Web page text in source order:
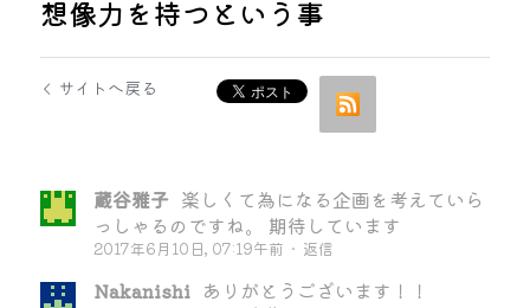
想像力を持つという事
サイトへ戻る
蔵谷雅子 楽しくて為になる企画を考えていら
っしゃるのですね。 期待しています
2017年6月10日, 07:19午前 · 返信
Nakanishi ありがとうございます！！